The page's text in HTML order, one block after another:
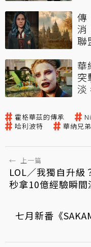
傳
消
聯
華
突
淡
霍格華茲的傳承
哈利波特
華納兄弟
← 上一篇
LOL／我獨自升級
秒拿10億經驗瞬間
七月新番《